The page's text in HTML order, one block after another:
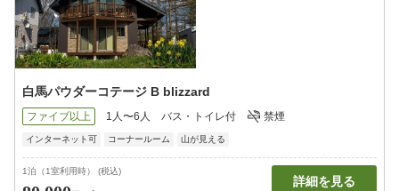
白馬パウダーコテージ B blizzard
ファイブ以上 1人〜6人 バス・トイレ付 禁煙
インターネット可 コーナールーム 山が見える
1泊（1室利用時） (税込)
詳細を見る